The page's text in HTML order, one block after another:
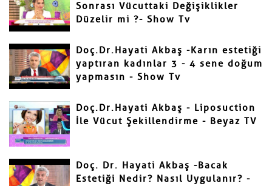
Sonrası Vücuttaki Değişiklikler
Düzelir mi ?- Show Tv
Doç.Dr.Hayati Akbaş -Karın estetiği
yaptıran kadınlar 3 - 4 sene doğum
yapmasın - Show Tv
Doç.Dr.Hayati Akbaş - Liposuction
İle Vücut Şekillendirme - Beyaz TV
Doç. Dr. Hayati Akbaş -Bacak
Estetiği Nedir? Nasıl Uygulanır? -